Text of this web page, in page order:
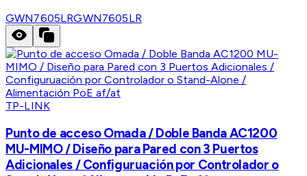
GWN7605LRGWN7605LR
TP-LINK
Punto de acceso Omada / Doble Banda AC1200
MU-MIMO / Diseño para Pared con 3 Puertos
Adicionales / Configuruación por Controlador o